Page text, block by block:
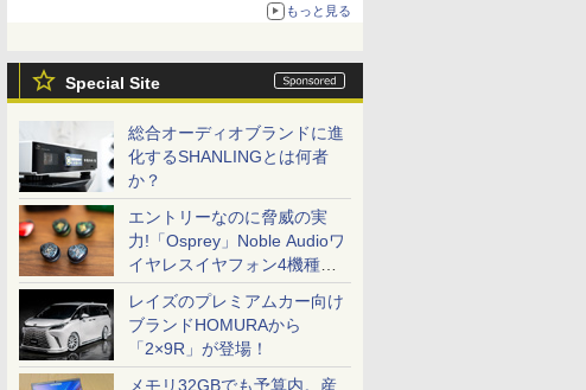
もっと見る
Special Site
総合オーディオブランドに進
化するSHANLINGとは何者
か？
エントリーなのに脅威の実
力!「Osprey」Noble Audioワ
イヤレスイヤフォン4機種を
一気に聴く
レイズのプレミアムカー向け
ブランドHOMURAから
「2×9R」が登場！
メモリ32GBでも予算内。産